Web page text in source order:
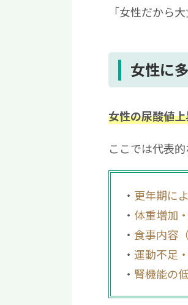
「女性だから
女性に
女性の尿酸値
ここでは代表
更年期に
体重増加
食事内容
運動不足
腎機能の